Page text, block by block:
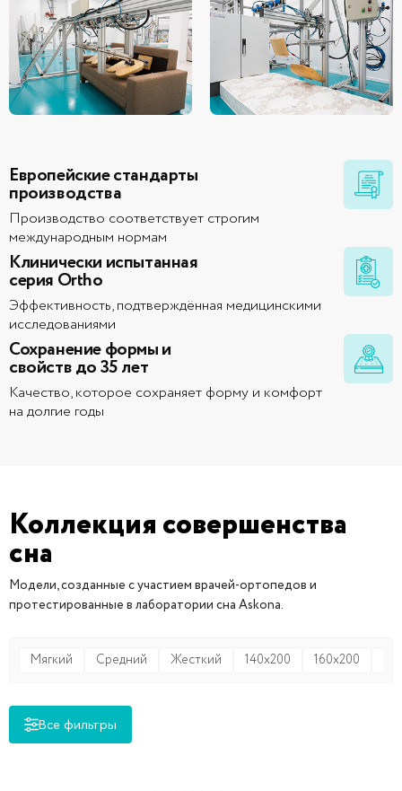
Европейские стандарты
производства
Производство соответствует строгим
международным нормам
Клинически испытанная
серия Ortho
Эффективность, подтверждённая медицинскими
исследованиями
Сохранение формы и
свойств до 35 лет
Качество, которое сохраняет форму и комфорт
на долгие годы
Коллекция совершенства
сна
Модели, созданные с участием врачей-ортопедов и
протестированные в лаборатории сна Askona.
Мягкий Средний Жесткий 140x200 160x200
Все фильтры